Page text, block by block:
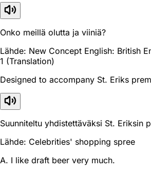
Onko meillä olutta ja viiniä?
Lähde: New Concept English: British
1 (Translation)
Designed to accompany St. Eriks
Suunniteltu yhdistettäväksi St. Eriksin
Lähde: Celebrities' shopping spree
A. I like draft beer very much.